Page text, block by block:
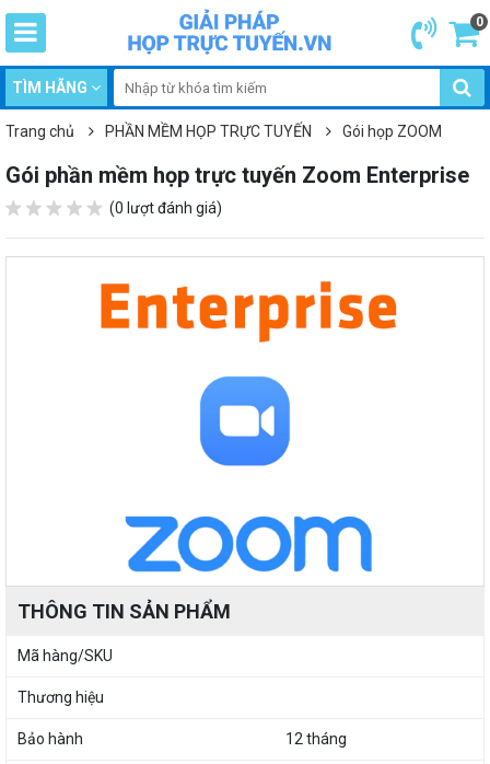
0
TÌM HÃNG
Trang chủ PHẦN MỀM HỌP TRỰC TUYẾN Gói họp ZOOM
Gói phần mềm họp trực tuyến Zoom Enterprise
(0 lượt đánh giá)
THÔNG TIN SẢN PHẨM
Mã hàng/SKU
Thương hiệu
Bảo hành 12 tháng